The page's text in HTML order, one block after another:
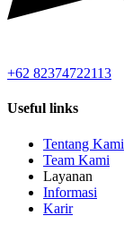
+62 82374722113
Useful links
Tentang Kami
Team Kami
Layanan
Informasi
Karir